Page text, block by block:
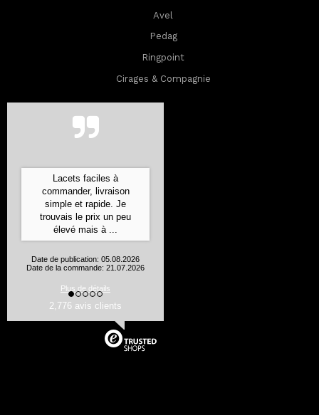
Avel
Pedag
Ringpoint
Cirages & Compagnie
Commande expédiée ultra
rapidement, bien emballée
et les produits sont
conformes à leur
description
Aurelie J., Flines les Mortagne
Date de la commande: 24.07.2026
Plus de détails
2,776 avis clients